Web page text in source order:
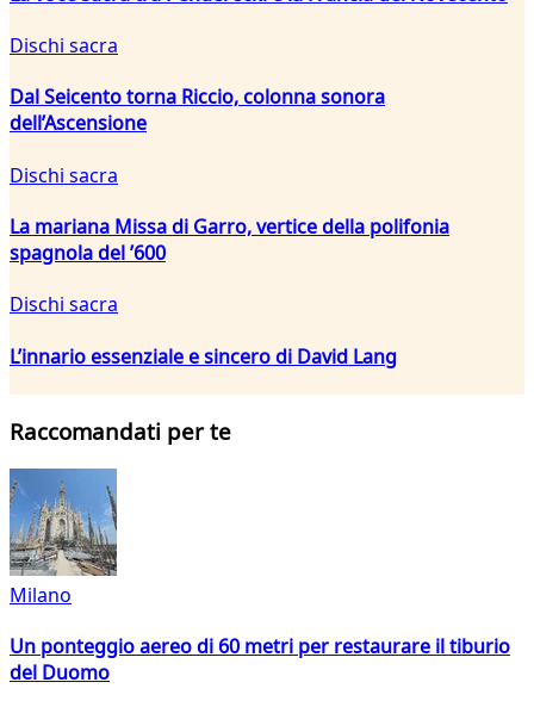
Dischi sacra
Dal Seicento torna Riccio, colonna sonora
dell’Ascensione
Dischi sacra
La mariana Missa di Garro, vertice della polifonia
spagnola del ’600
Dischi sacra
L’innario essenziale e sincero di David Lang
Raccomandati per te
Milano
Un ponteggio aereo di 60 metri per restaurare il tiburio
del Duomo